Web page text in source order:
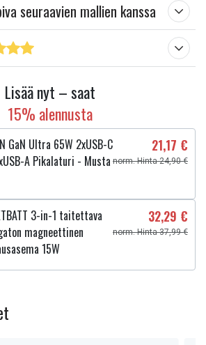
seuraavien mallien kanssa
Lisää nyt – saat
15% alennusta
GaN Ultra 65W 2xUSB-C
A Pikalaturi - Musta
21,17 €
norm. Hinta 24,90 €
3-in-1 taitettava
magneettinen
15W
32,29 €
norm. Hinta 37,99 €